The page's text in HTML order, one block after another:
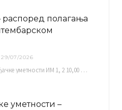
распоред полагања
29/07/2026
СРЕДА 26. 08. ДЕКАНАТ Извођачке уметности ИМ 1, 2 10,00 ИМ 3, 4 10,30 ИМ…
уметности –